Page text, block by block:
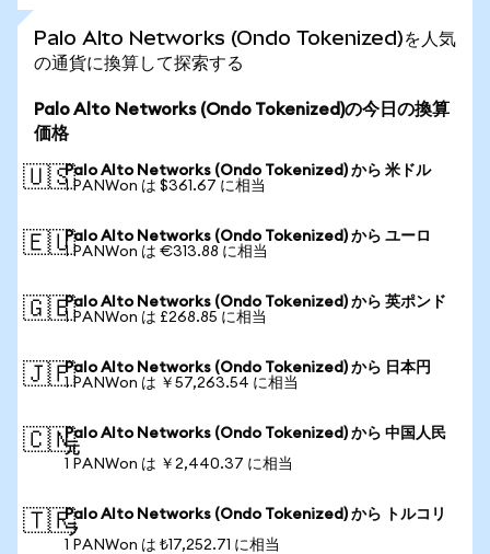
Palo Alto Networks (Ondo Tokenized)を人気
の通貨に換算して探索する
Palo Alto Networks (Ondo Tokenized)の今日の換算
価格
🇺🇸Palo Alto Networks (Ondo Tokenized) から 米ドル
1 PANWon は $361.67 に相当
🇪🇺Palo Alto Networks (Ondo Tokenized) から ユーロ
1 PANWon は €313.88 に相当
🇬🇧Palo Alto Networks (Ondo Tokenized) から 英ポンド
1 PANWon は £268.85 に相当
🇯🇵Palo Alto Networks (Ondo Tokenized) から 日本円
1 PANWon は ￥57,263.54 に相当
🇨🇳Palo Alto Networks (Ondo Tokenized) から 中国人民
元
1 PANWon は ￥2,440.37 に相当
🇹🇷Palo Alto Networks (Ondo Tokenized) から トルコリ
ラ
1 PANWon は ₺17,252.71 に相当